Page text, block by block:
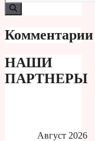
Комментарии
НАШИ
ПАРТНЕРЫ
Август 2026